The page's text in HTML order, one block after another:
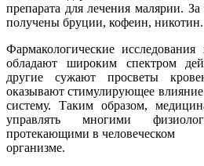
препарата для лечения малярии.
получены бруции, кофеин, никотин.
Фармакологические
обладают широким спектром
другие сужают просветы
оказывают стимулирующее
систему. Таким образом,
управлять многими
протекающими в человеческом
организме.